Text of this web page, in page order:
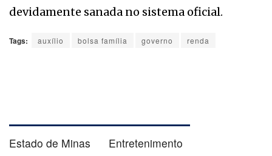
devidamente sanada no sistema oficial.
Tags: auxílio bolsa família governo renda
Estado de Minas Entretenimento